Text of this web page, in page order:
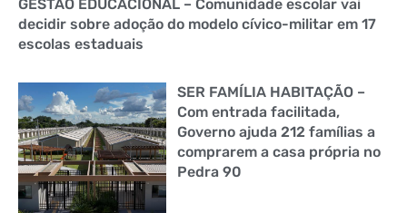
GESTÃO EDUCACIONAL – Comunidade escolar vai
decidir sobre adoção do modelo cívico-militar em 17
escolas estaduais
SER FAMÍLIA HABITAÇÃO –
Com entrada facilitada,
Governo ajuda 212 famílias a
comprarem a casa própria no
Pedra 90